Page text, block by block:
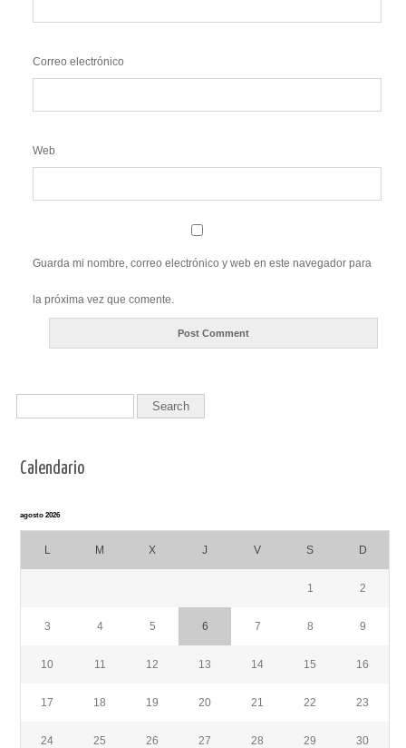
Correo electrónico
Web
Guarda mi nombre, correo electrónico y web en este navegador para
la próxima vez que comente.
Calendario
agosto 2026
L M X J V S D
1 2
3 4 5 6 7 8 9
10 11 12 13 14 15 16
17 18 19 20 21 22 23
24 25 26 27 28 29 30